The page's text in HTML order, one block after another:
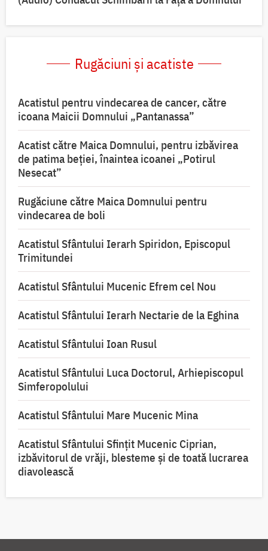
Rugăciuni și acatiste
Acatistul pentru vindecarea de cancer, către
icoana Maicii Domnului „Pantanassa”
Acatist către Maica Domnului, pentru izbăvirea
de patima beției, înaintea icoanei „Potirul
Nesecat”
Rugăciune către Maica Domnului pentru
vindecarea de boli
Acatistul Sfântului Ierarh Spiridon, Episcopul
Trimitundei
Acatistul Sfântului Mucenic Efrem cel Nou
Acatistul Sfântului Ierarh Nectarie de la Eghina
Acatistul Sfântului Ioan Rusul
Acatistul Sfântului Luca Doctorul, Arhiepiscopul
Simferopolului
Acatistul Sfântului Mare Mucenic Mina
Acatistul Sfântului Sfințit Mucenic Ciprian,
izbăvitorul de vrăji, blesteme și de toată lucrarea
diavolească